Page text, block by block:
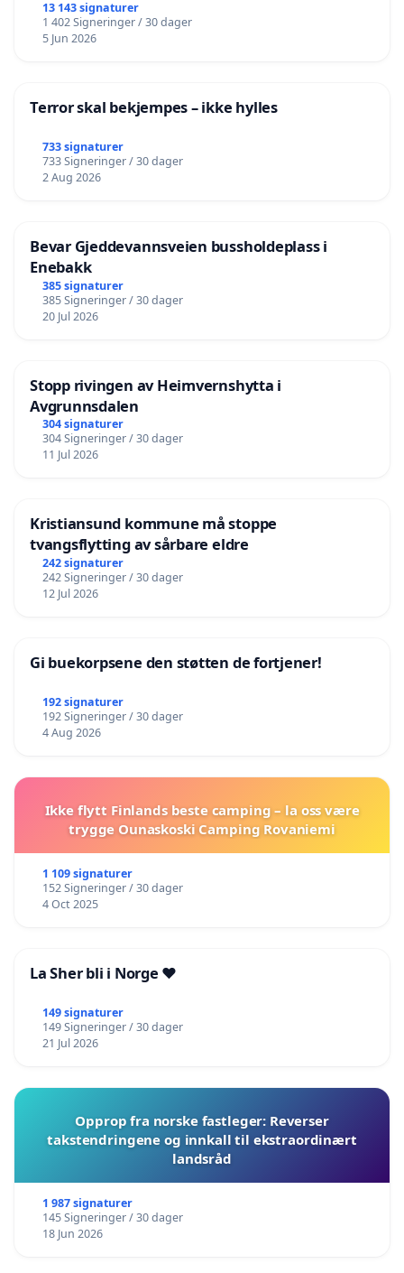
13 143 signaturer
1 402 Signeringer / 30 dager
5 Jun 2026
Terror skal bekjempes – ikke hylles
733 signaturer
733 Signeringer / 30 dager
2 Aug 2026
Bevar Gjeddevannsveien bussholdeplass i
Enebakk
385 signaturer
385 Signeringer / 30 dager
20 Jul 2026
Stopp rivingen av Heimvernshytta i
Avgrunnsdalen
304 signaturer
304 Signeringer / 30 dager
11 Jul 2026
Kristiansund kommune må stoppe
tvangsflytting av sårbare eldre
242 signaturer
242 Signeringer / 30 dager
12 Jul 2026
Gi buekorpsene den støtten de fortjener!
192 signaturer
192 Signeringer / 30 dager
4 Aug 2026
Ikke flytt Finlands beste camping – la oss være
trygge Ounaskoski Camping Rovaniemi
1 109 signaturer
152 Signeringer / 30 dager
4 Oct 2025
La Sher bli i Norge ❤️
149 signaturer
149 Signeringer / 30 dager
21 Jul 2026
Opprop fra norske fastleger: Reverser
takstendringene og innkall til ekstraordinært
landsråd
1 987 signaturer
145 Signeringer / 30 dager
18 Jun 2026